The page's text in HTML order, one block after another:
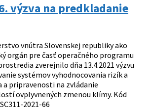
výzva na predkladanie
vnútra Slovenskej republiky ako
orgán pre časť operačného programu
zverejnilo dňa 13.4.2021 výzvu
systémov vyhodnocovania rizík a
a pripravenosti na zvládanie
ovplyvnených zmenou klímy. Kód
2021-66